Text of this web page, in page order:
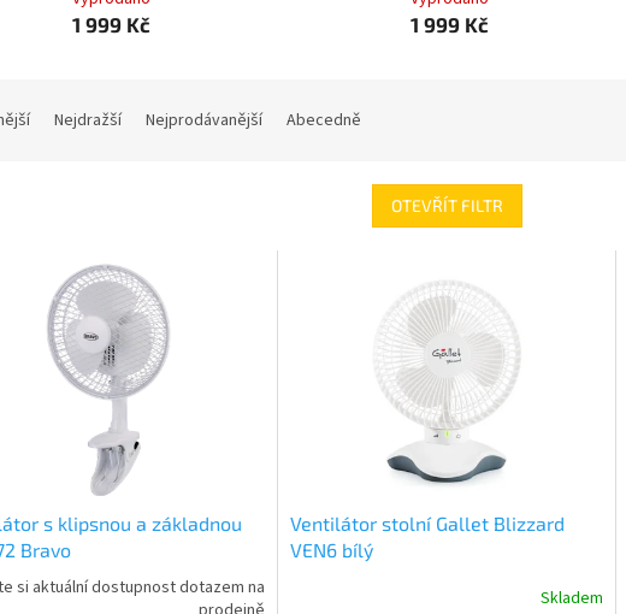
1 999 Kč
1 999 Kč
Nejdražší Nejprodávanější Abecedně
OTEVŘÍT FILTR
s klipsnou a základnou
Bravo
si aktuální dostupnost dotazem na
Ventilátor stolní Gallet Blizzard
VEN6 bílý
Skladem